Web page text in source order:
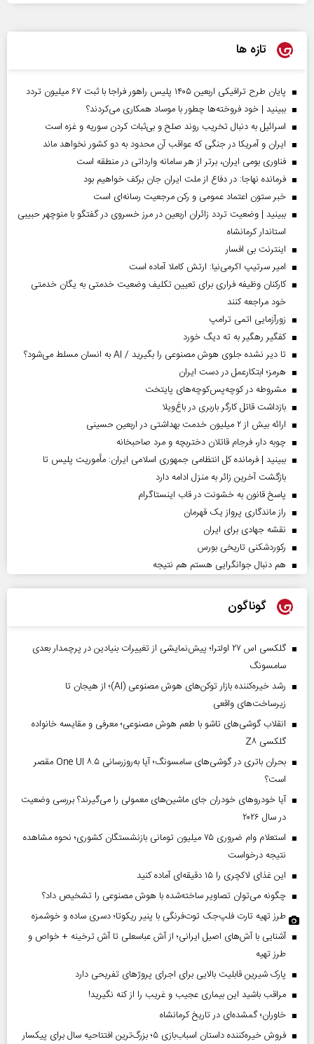
تازه ها
پایان طرح ترافیکی اربعین ۱۴۰۵ پلیس راهور فراجا با ثبت ۶۷ میلیون تردد
ببینید | خود فروخته‌ها چطور با موساد همکاری می‌کردند؟
اسرائیل به دنبال تخریب روند صلح و بی‌ثبات کردن سوریه و غزه است
ایران و آمریکا در جنگی که عواقب آن محدود به دو کشور نخواهد ماند
فناوری بومی ایران، برتر از هر سامانه وارداتی در منطقه است
فرمانده نهاجا: در دفاع از ملت ایران جان برکف خواهیم بود
خبر ستون اعتماد عمومی و رکن مرجعیت رسانه‌ای است
ببینید | وضعیت تردد زائران اربعین در مرز خسروی در گفتگو با منوچهر حبیبی
استاندار کرمانشاه
اینترنت بی افسار
امیر سرتیپ اکرمی‌نیا: ارتش کاملا آماده است
کارکنان وظیفه فراری برای تعیین تکلیف وضعیت خدمتی به یگان خدمتی
خود مراجعه کنند
زورآزمایی اتمی ترامپ
کفگیر رهگیر به ته دیگ خورد
تا دیر نشده جلوی هوش مصنوعی را بگیرید / AI به انسان مسلط می‌شود؟
هرمز؛ ابتکارعمل در دست ایران
مشروطه در کوچه‌پس‌کوچه‌های پایتخت
بازداشت قاتل کارگر باربری در باغ‌ویلا
ارائه بیش از ۲ میلیون خدمت بهداشتی در اربعین حسینی
چوبه دار، فرجام قاتلان دختربچه و مرد صاحبخانه
ببینید | فرمانده کل انتظامی جمهوری اسلامی ایران­: مأموریت پلیس تا
بازگشت آخرین زائر به منزل ادامه دارد
پاسخ قانون به خشونت در قاب اینستاگرام
راز ماندگاری پرواز یک قهرمان
نقشه جهادی برای ایران
رکوردشکنی تاریخی بورس
هم دنبال جوانگرایی هستم هم نتیجه
گوناگون
گلکسی اس ۲۷ اولترا؛ پیش‌نمایشی از تغییرات بنیادین در پرچمدار بعدی
سامسونگ
رشد خیره‌کننده بازار توکن‌های هوش مصنوعی (AI)؛ از هیجان تا
زیرساخت‌های واقعی
انقلاب گوشی‌های تاشو‌ با طعم هوش مصنوعی؛ معرفی و مقایسه خانواده
گلکسی Z۸
بحران باتری در گوشی‌های سامسونگ؛ آیا به‌روزرسانی One UI ۸.۵ مقصر
است؟
آیا خودروهای خودران جای ماشین‌های معمولی را می‌گیرند؟ بررسی وضعیت
در سال ۲۰۲۶
استعلام وام ضروری ۷۵ میلیون تومانی بازنشستگان کشوری؛ نحوه مشاهده
نتیجه درخواست
این غذای لاکچری را ۱۵ دقیقه‌ای آماده کنید
چگونه می‌توان تصاویر ساخته‌شده با هوش مصنوعی را تشخیص داد؟
طرز تهیه تارت فلپ‌جک توت‌فرنگی با پنیر ریکوتا؛ دسری ساده و خوشمزه
آشنایی با آش‌های اصیل ایرانی؛ از آش عباسعلی تا آش ترخینه + خواص و
طرز تهیه
پارک شیرین قابلیت‌ بالایی برای اجرای پروژهای تفریحی دارد
مراقب باشید این بیماری عجیب و غریب را از کنه نگیرید!
خاوران؛ گمشده‌ای در تاریخ کرمانشاه
فروش خیره‌کننده داستان اسباب‌بازی ۵؛ بزرگ‌ترین افتتاحیه سال برای پیکسار